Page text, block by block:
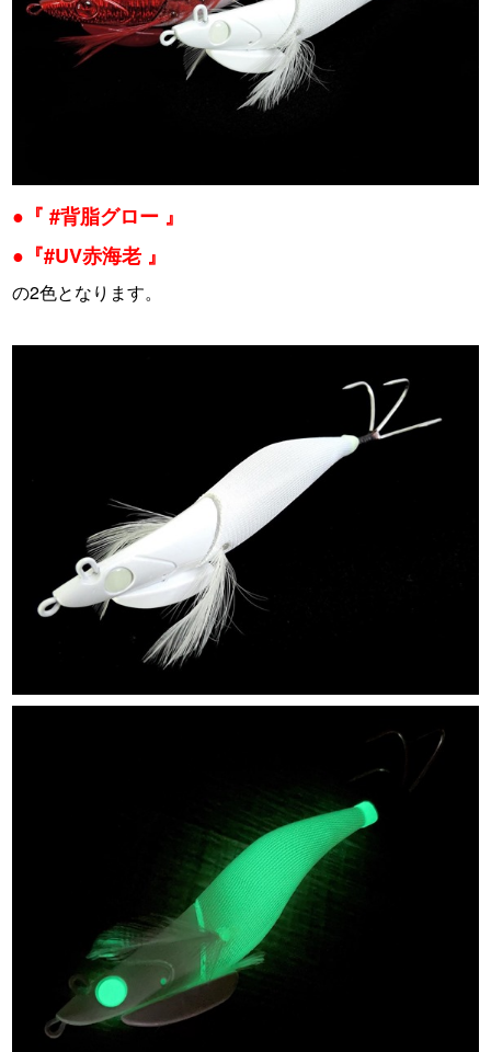
●『#背脂グロー 』
●『#UV赤海老 』
の2色となります。